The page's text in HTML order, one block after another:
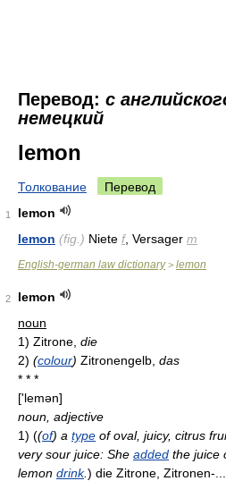
Перевод: с
немецкий
lemon
Толкование Перевод
1
lemon
lemon (fig.) Niete f, Versager m
English-german law dictionary> lemon
2
lemon
noun
1) Zitrone, die
2) (colour) Zitronengelb, das
* * *
['lemən]
noun, adjective
1) ((of) a type of oval, juicy, citrus
very sour juice: She added the juice
lemon drink.) die Zitrone, Zitronen-...